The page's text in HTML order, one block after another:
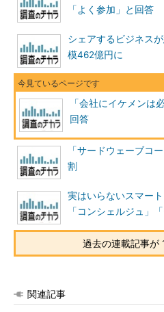
「よく参加」と回答
シェアするビジネス
模462億円に
「会社にイケメン
回答
「サードウェーブコ
割
実はいらないスマー
「コンシェルジュ」
過去の連載記事が
関連記事